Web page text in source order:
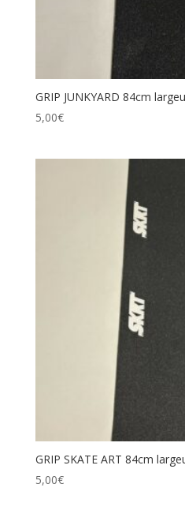
GRIP JUNKYARD 84cm
5,00€
GRIP SKATE ART 84cm
5,00€